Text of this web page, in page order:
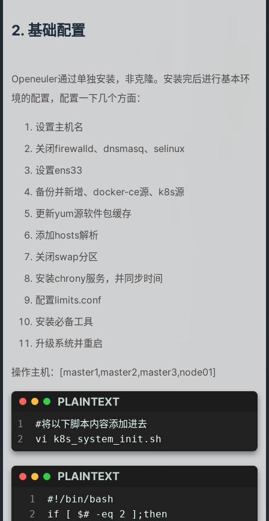
基础配置
Openeuler通过单独安装，非克隆。安装完后进行基本环
境的配置，配置一下几个方面：
设置主机名
关闭firewalld、dnsmasq、selinux
设置ens33
备份并新增、docker-ce源、k8s源
更新yum源软件包缓存
添加hosts解析
关闭swap分区
安装chrony服务，并同步时间
配置limits.conf
安装必备工具
升级系统并重启
操作主机：[master1,master2,master3,node01]
PLAINTEXT
1
2
#将以下脚本内容添加进去
vi k8s_system_init.sh
PLAINTEXT
1
2
#!/bin/bash
if [ $# -eq 2 ];then